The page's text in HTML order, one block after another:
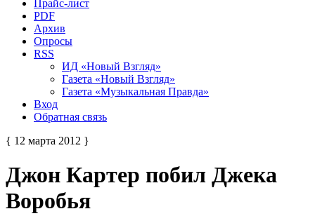
Прайс-лист
PDF
Архив
Опросы
RSS
ИД «Новый Взгляд»
Газета «Новый Взгляд»
Газета «Музыкальная Правда»
Вход
Обратная связь
{ 12 марта 2012 }
Джон Картер побил Джека
Воробья